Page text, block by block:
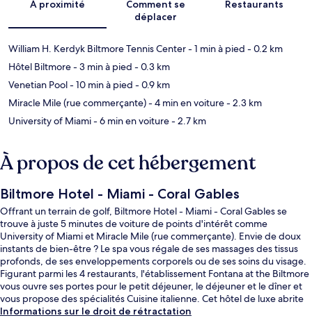
À proximité
Comment se
déplacer
Restaurants
William H. Kerdyk Biltmore Tennis Center- 1 min à pied - 0.2 km
Hôtel Biltmore- 3 min à pied - 0.3 km
Venetian Pool- 10 min à pied - 0.9 km
Miracle Mile (rue commerçante)- 4 min en voiture- 2.3 km
University of Miami- 6 min en voiture- 2.7 km
À propos de cet hébergement
Biltmore Hotel - Miami - Coral Gables
Offrant un terrain de golf, Biltmore Hotel - Miami - Coral Gables se
trouve à juste 5 minutes de voiture de points d'intérêt comme
University of Miami et Miracle Mile (rue commerçante). Envie de doux
instants de bien-être ? Le spa vous régale de ses massages des tissus
profonds, de ses enveloppements corporels ou de ses soins du visage.
Figurant parmi les 4 restaurants, l'établissement Fontana at the Biltmore
vous ouvre ses portes pour le petit déjeuner, le déjeuner et le dîner et
vous propose des spécialités Cuisine italienne. Cet hôtel de luxe abrite
en outre 2 bars/lounges, une piscine extérieure et un bar en bord de
Informations sur le droit de rétractation